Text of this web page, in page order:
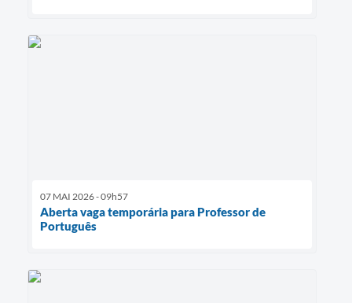
07 MAI 2026 - 09h57
Aberta vaga temporária para Professor de
Português